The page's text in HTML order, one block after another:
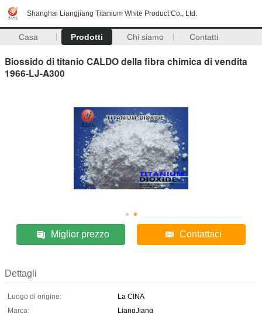
Shanghai Liangjiang Titanium White Product Co., Ltd.
Casa Prodotti Chi siamo Contatti
Biossido di titanio CALDO della fibra chimica di vendita
1966-LJ-A300
Miglior prezzo Contattaci
Dettagli
Luogo di origine:
La CINA
Marca:
LiangJiang